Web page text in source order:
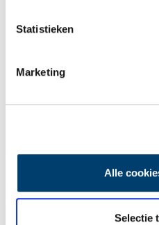
Statistieken
Marketing
Alle
Selectie
De eendenboeten op De Haukes